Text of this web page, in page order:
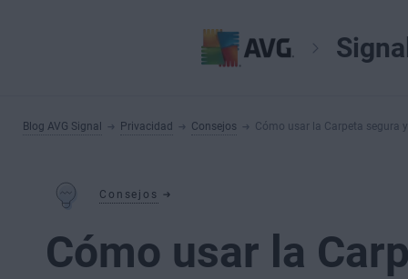
Blog AVG Signal Privacidad Consejos Cómo usar la Carpeta segura
Consejos
Cómo usar la